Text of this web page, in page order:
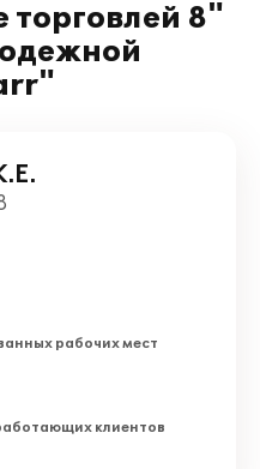
8"
рабочих мест
клиентов